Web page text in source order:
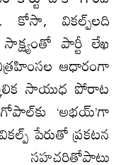
కోసా, వికల్ప్‌లది
పార్టీ లేఖ
ఆధారంగా
సాయుధ పోరాట
‘అభయ్‌’గా
పేరుతో ప్రకటన
సహచరితోపాటు